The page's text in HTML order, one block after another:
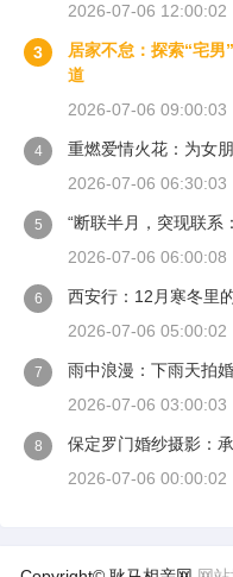
2026-07-06 12:00:02
3
居家不怠：探索“宅
道
2026-07-06 09:00:03
4
重燃爱情火花：为女
2026-07-06 06:30:03
5
“断联半月，突现联系
2026-07-06 06:00:08
6
西安行：12月寒冬里
2026-07-06 05:00:02
7
雨中浪漫：下雨天拍
2026-07-06 03:00:03
8
保定罗门婚纱摄影：
2026-07-06 00:00:02